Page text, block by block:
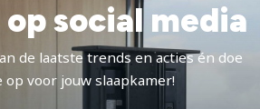
social media
de laatste trends en acties én doe
voor jouw slaapkamer!